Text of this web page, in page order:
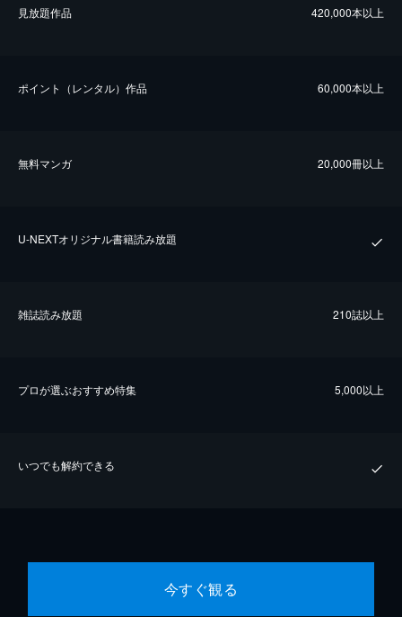
⾒放題作品 420,000本以上
ポイント（レンタル）作品 60,000本以上
無料マンガ 20,000冊以上
U-NEXTオリジナル書籍読み放題
雑誌読み放題 210誌以上
プロが選ぶおすすめ特集 5,000以上
いつでも解約できる
今すぐ観る